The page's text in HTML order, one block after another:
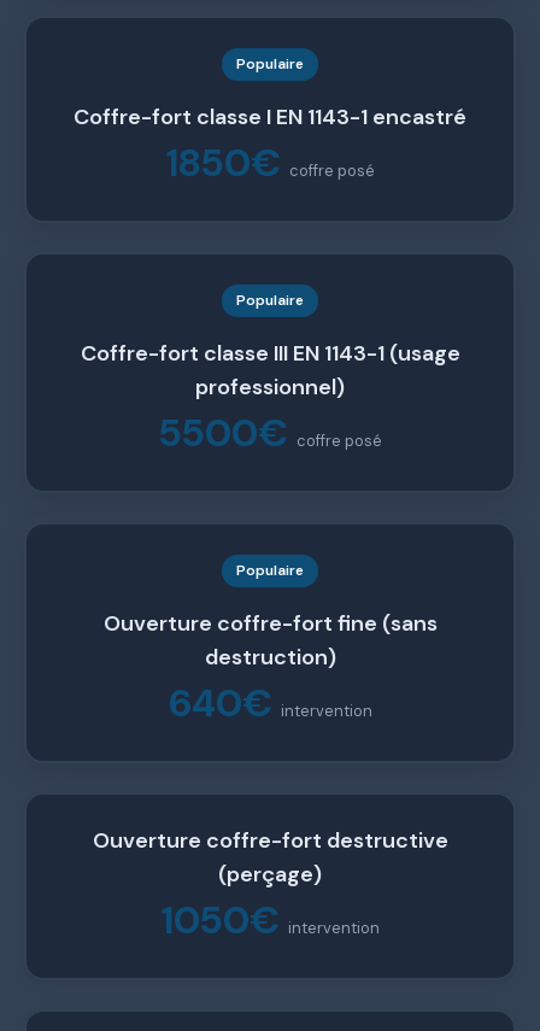
Populaire
Coffre-fort classe I EN 1143-1 encastré
1850€ coffre posé
Populaire
Coffre-fort classe III EN 1143-1 (usage
professionnel)
5500€ coffre posé
Populaire
Ouverture coffre-fort fine (sans
destruction)
640€ intervention
Ouverture coffre-fort destructive
(perçage)
1050€ intervention